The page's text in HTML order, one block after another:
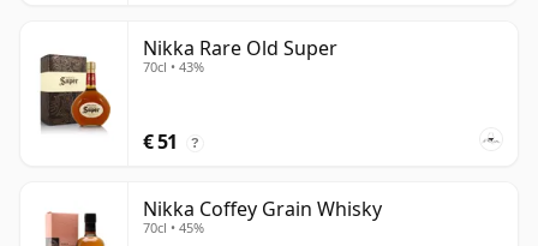
Nikka Rare Old Super
70cl • 43%
€ 51 ?
Nikka Coffey Grain Whisky
70cl • 45%